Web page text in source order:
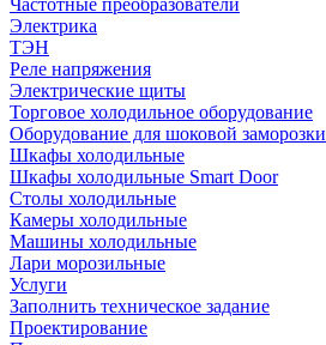
Частотные преобразователи
Электрика
ТЭН
Реле напряжения
Электрические щиты
Торговое холодильное оборудование
Оборудование для шоковой заморозки
Шкафы холодильные
Шкафы холодильные Smart Door
Столы холодильные
Камеры холодильные
Машины холодильные
Лари морозильные
Услуги
Заполнить техническое задание
Проектирование